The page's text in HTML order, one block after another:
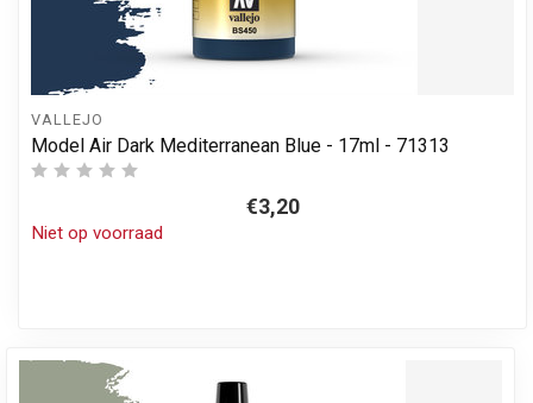
VALLEJO
Model Air Dark Mediterranean Blue - 17ml - 71313
€3,20
Niet op voorraad